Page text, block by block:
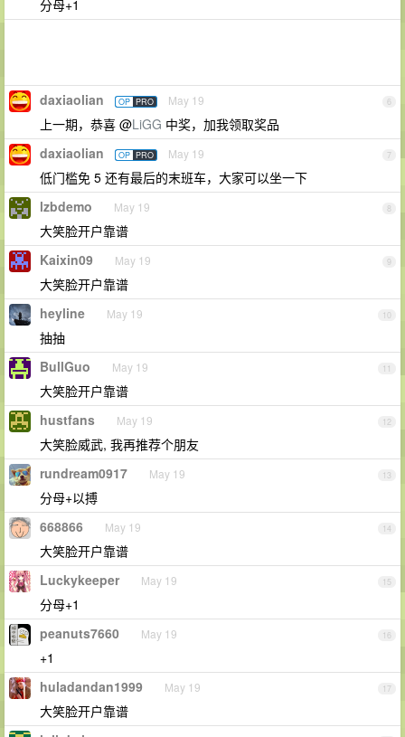
分母+1
6
daxiaolian OP PRO May 19
上一期，恭喜 @LiGG 中奖，加我领取奖品
7
daxiaolian OP PRO May 19
低门槛免 5 还有最后的末班车，大家可以坐一下
8
lzbdemo May 19
大笑脸开户靠谱
9
Kaixin09 May 19
大笑脸开户靠谱
10
heyline May 19
抽抽
11
BullGuo May 19
大笑脸开户靠谱
12
hustfans May 19
大笑脸威武, 我再推荐个朋友
13
rundream0917 May 19
分母+以搏
14
668866 May 19
大笑脸开户靠谱
15
Luckykeeper May 19
分母+1
16
peanuts7660 May 19
+1
17
huladandan1999 May 19
大笑脸开户靠谱